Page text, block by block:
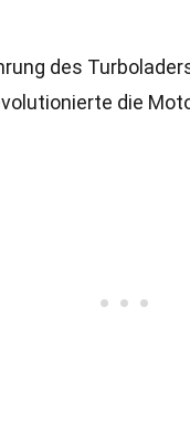
des
die